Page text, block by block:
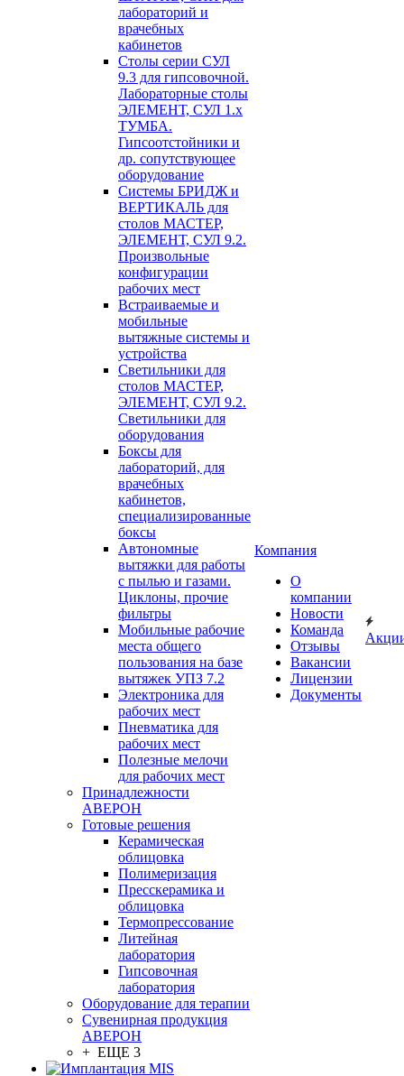
лабораторий и
врачебных
кабинетов
Столы серии СУЛ
9.3 для гипсовочной.
Лабораторные столы
ЭЛЕМЕНТ, СУЛ 1.х
ТУМБА.
Гипсоотстойники и
др. сопутствующее
оборудование
Системы БРИДЖ и
ВЕРТИКАЛЬ для
столов МАСТЕР,
ЭЛЕМЕНТ, СУЛ 9.2.
Произвольные
конфигурации
рабочих мест
Встраиваемые и
мобильные
вытяжные системы и
устройства
Светильники для
столов МАСТЕР,
ЭЛЕМЕНТ, СУЛ 9.2.
Светильники для
оборудования
Боксы для
лабораторий, для
врачебных
кабинетов,
специализированные
боксы
Автономные
вытяжки для работы
с пылью и газами.
Циклоны, прочие
фильтры
Мобильные рабочие
места общего
пользования на базе
вытяжек УПЗ 7.2
Электроника для
рабочих мест
Пневматика для
рабочих мест
Полезные мелочи
для рабочих мест
Принадлежности
АВЕРОН
Готовые решения
Керамическая
облицовка
Полимеризация
Пресскерамика и
облицовка
Термопрессование
Литейная
лаборатория
Гипсовочная
лаборатория
Оборудование для терапии
Сувенирная продукция
АВЕРОН
+ ЕЩЕ 3
Компания
О
компании
Новости
Команда
Отзывы
Вакансии
Лицензии
Документы